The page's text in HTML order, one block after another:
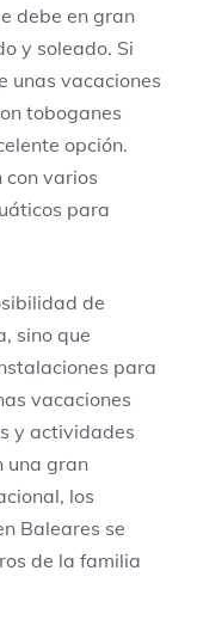
debe en gran
y soleado. Si
unas vacaciones
toboganes
opción.
con varios
para
de
sino que
para
vacaciones
y actividades
una gran
los
Baleares se
de la familia